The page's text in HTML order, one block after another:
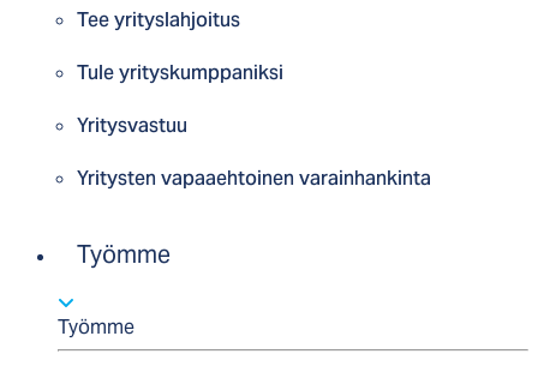
Tee yrityslahjoitus
Tule yrityskumppaniksi
Yritysvastuu
Yritysten vapaaehtoinen varainhankinta
Työmme
Työmme